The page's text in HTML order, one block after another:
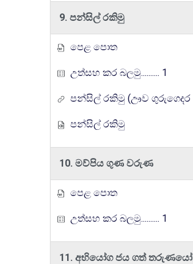
9. පන්සිල් රකිමු
පෙළ පොත
උත්සහ කර බලමු.......... 1
පන්සිල් රකිමු (ඌව ගුරුගෙදර රේඩියෝ පාඩම් මාලාව)
පන්සිල් රකිමු
10. මව්පිය ගුණ වරුණ
පෙළ පොත
උත්සහ කර බලමු.......... 1
11. අභියෝග ජය ගත් තරුණයෝ